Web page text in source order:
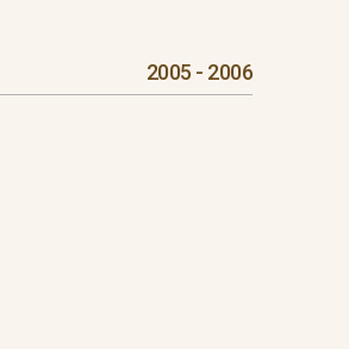
2005 - 2006